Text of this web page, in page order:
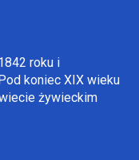
roku i
koniec XIX wieku
żywieckim